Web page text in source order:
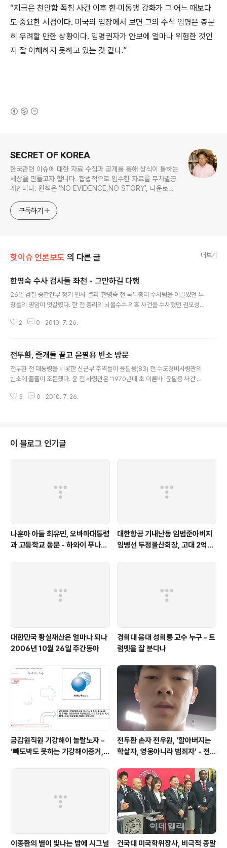
“지금은 천안함 폭침 사건 이후 한·미동맹 강화가 그 어느 때보다
도 중요한 시점이다. 미국의 입장에서 보면 그의 수석 임명은 충분
히 우려할 만한 상황이다. 임명권자가 안보에 얼마나 위험한 것인
지 잘 이해하지 못하고 있는 것 같다.”
SECRET OF KOREA
한국관련 이슈에 대한 자료 수집과 공개를 통해 상식이 통하는
세상을 만들고자 합니다. 합법적으로 입수한 자료를 무차별공
개합니다. 원칙은 'NO EVIDENCE,NO STORY', 다운로드
jesim56@gmail.com, 안보일때는 구글리더나 RSS로!!
구독하기
핫이슈 언론보도 의 다른 글 더보기
한명숙 수사 검사들 좌천 - 그만하길 다행
26일 검찰 중간간부 정기 인사 결과, 한명숙 전 국무총리 수사팀을 이끌었던 부
장들의 명암이 엇갈렸다. 한 전 총리의 뇌물수수 의혹 사건을 수사했던 권오성
다. 원본출처 http://news.chosun.com/site/data/html_dir/2010/07/2
던 점을 감안하면, 서울도 아닌 지방청의 형사3부장으로 발령난 것은 사실상
'좌천'에 가깝다는 평가를 내리고 있다. 하지만 최근 2차 수사를 진행, 정치자금
법 위반 혐의로 한 전 총리를 불구속 기소한 김기동 특수..
2 0 2010. 7. 26.
전두환, 졸개들 끌고 윤필용 빈소 방문
전두환 전 대통령을 비롯한 신군부 주역들이 윤필용(83) 전 수도경비사령관의
빈소에 줄줄이 조문했다. 윤 전 사령관은 ‘1970년대 초 이른바 ‘윤필용 사건’으
data/html_dir/2010/07/26/2010072600547.html?Dep1=news&D
던 것으로 알려졌다. 전 전 대통령은 고인의 후원을 받아 군부 내 사조직 ‘하나
회’를 이끌며 권부의 핵심에 다가갔..
3 0 2010. 7. 26.
이 블로그 인기글
나훈아 아들 최유민, 오바마대통령
과 고등학교 동문 - 하와이 푸나호
대한항공 기내난동 임범준아버지
임병선 두정물산회장, 고대 2억기
대한민국 황실재산은 얼마나 되나
2006년 10월 26일 주간동아
경희대 음대 성희롱 교수 누구 - 트
럼펫을 잘 분다나
금감원직원 기강해이 놀랄노자 –
‘빼도박도 못하는 기강해이증거,
전두환 손자 전우원, '할아버지는
학살자, 영웅아니라 범죄자' - 전재
이종환의 별이 빛나는 밤에 시그널 건국대 미국학위장사, 비극적 종말